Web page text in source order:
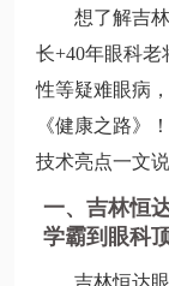
想了解吉
长+40年眼科
性等疑难眼病
《健康之路》
技术亮点一文
一、吉林恒
学霸到眼科